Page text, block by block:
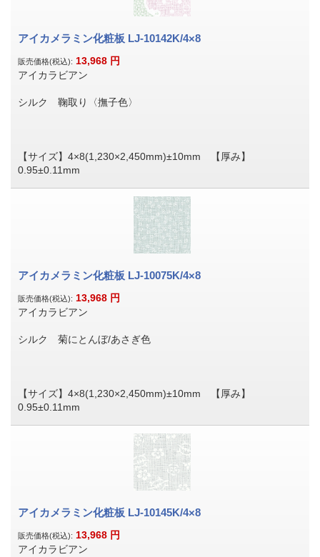
アイカメラミン化粧板 LJ-10142K/4×8
販売価格(税込): 13,968 円
アイカラビアン
シルク 鞠取り〈撫子色〉
【サイズ】4×8(1,230×2,450mm)±10mm 【厚み】
0.95±0.11mm
アイカメラミン化粧板 LJ-10075K/4×8
販売価格(税込): 13,968 円
アイカラビアン
シルク 菊にとんぼ/あさぎ色
【サイズ】4×8(1,230×2,450mm)±10mm 【厚み】
0.95±0.11mm
アイカメラミン化粧板 LJ-10145K/4×8
販売価格(税込): 13,968 円
アイカラビアン